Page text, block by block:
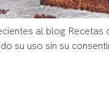
al blog Recetas
su uso sin su